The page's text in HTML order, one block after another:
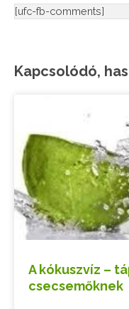
[ufc-fb-comments]
Kapcsolódó,
A kókuszvíz –
csecsemőknek